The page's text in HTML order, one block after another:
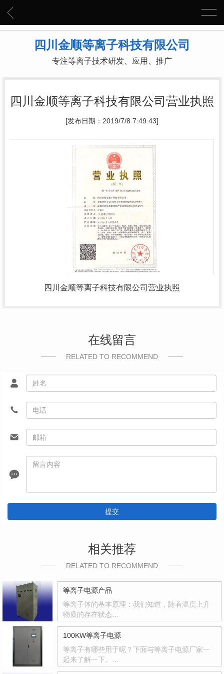
四川金顺等离子科技有限公司
专注等离子技术研发、应用、推广
四川金顺等离子科技有限公司营业执照
[发布日期：2019/7/8 7:49:43]
四川金顺等离子科技有限公司营业执照
在线留言
RELATED TO RECOMMEND
提交
相关推荐
RELATED TO RECOMMEND
等离子电源产品
等离子体的基本原理：我们知道，随着温度上升
物质的存在状态…
100KW等离子电源
等离子有哪些用于呢？下面与等离子电源厂家一
起来了解一下。…